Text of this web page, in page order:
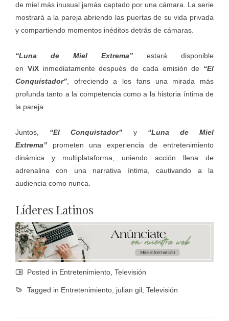
de miel más inusual jamás captado por una cámara. La serie
mostrará a la pareja abriendo las puertas de su vida privada
y compartiendo momentos inéditos detrás de cámaras.
“Luna de Miel Extrema” estará disponible
en ViXinmediatamente después de cada emisión de “El
Conquistador” , ofreciendo a los fans una mirada más
profunda tanto a la competencia como a la historia íntima de
la pareja.
Juntos, “El Conquistador” y “Luna de Miel
Extrema” prometen una experiencia de entretenimiento
dinámica y multiplataforma, uniendo acción llena de
adrenalina con una narrativa íntima, cautivando a la
audiencia como nunca.
Líderes Latinos
Posted in Entretenimiento Televisión
Tagged in Entretenimiento julian gil Televisión